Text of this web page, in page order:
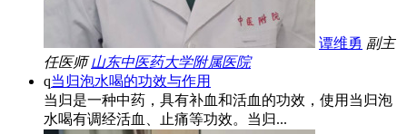
谭维勇 副主
任医师 山东中医药大学附属医院
q当归泡水喝的功效与作用
当归是一种中药，具有补血和活血的功效，使用当归泡
水喝有调经活血、止痛等功效。当归...